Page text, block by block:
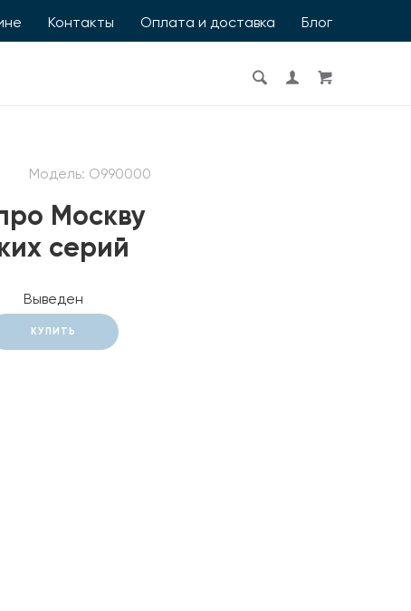
Контакты Оплата и доставка Блог
Модель: O990000
Москву
серий
Выведен
КУПИТЬ